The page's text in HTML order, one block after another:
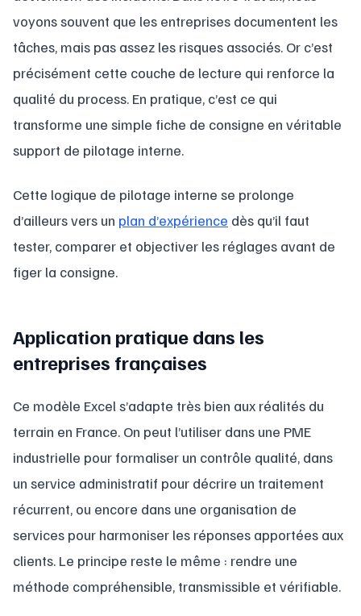
voyons souvent que les entreprises documentent les
tâches, mais pas assez les risques associés. Or c’est
précisément cette couche de lecture qui renforce la
qualité du process. En pratique, c’est ce qui
transforme une simple fiche de consigne en véritable
support de pilotage interne.
Cette logique de pilotage interne se prolonge
d’ailleurs vers un plan d’expérience dès qu’il faut
tester, comparer et objectiver les réglages avant de
figer la consigne.
Application pratique dans les
entreprises françaises
Ce modèle Excel s’adapte très bien aux réalités du
terrain en France. On peut l’utiliser dans une PME
industrielle pour formaliser un contrôle qualité, dans
un service administratif pour décrire un traitement
récurrent, ou encore dans une organisation de
services pour harmoniser les réponses apportées aux
clients. Le principe reste le même : rendre une
méthode compréhensible, transmissible et vérifiable.